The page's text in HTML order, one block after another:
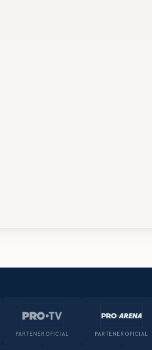
PARTENER OFICIAL PARTENER OFICIAL